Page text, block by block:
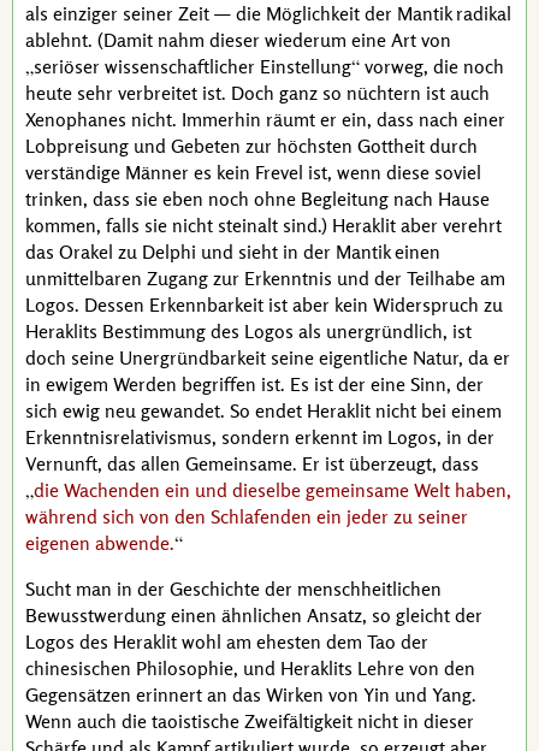
als einziger seiner Zeit — die Möglichkeit der Mantik radikal
ablehnt. (Damit nahm dieser wiederum eine Art von
seriöser wissenschaftlicher Einstellung vorweg, die noch
heute sehr verbreitet ist. Doch ganz so nüchtern ist auch
Xenophanes nicht. Immerhin räumt er ein, dass nach einer
Lobpreisung und Gebeten zur höchsten Gottheit durch
verständige Männer es kein Frevel ist, wenn diese soviel
trinken, dass sie eben noch ohne Begleitung nach Hause
kommen, falls sie nicht steinalt sind.) Heraklit aber verehrt
das Orakel zu Delphi und sieht in der Mantik einen
unmittelbaren Zugang zur Erkenntnis und der Teilhabe am
Logos. Dessen Erkennbarkeit ist aber kein Widerspruch zu
Heraklits Bestimmung des Logos als unergründlich, ist
doch seine Unergründbarkeit seine eigentliche Natur, da er
in ewigem Werden begriffen ist. Es ist der eine Sinn, der
sich ewig neu gewandet. So endet Heraklit nicht bei einem
Erkenntnisrelativismus, sondern erkennt im Logos, in der
Vernunft, das allen Gemeinsame. Er ist überzeugt, dass
die Wachenden ein und dieselbe gemeinsame Welt haben,
während sich von den Schlafenden ein jeder zu seiner
eigenen abwende.
Sucht man in der Geschichte der menschheitlichen
Bewusstwerdung einen ähnlichen Ansatz, so gleicht der
Logos des Heraklit wohl am ehesten dem Tao der
chinesischen Philosophie, und Heraklits Lehre von den
Gegensätzen erinnert an das Wirken von Yin und Yang.
Wenn auch die taoistische Zweifältigkeit nicht in dieser